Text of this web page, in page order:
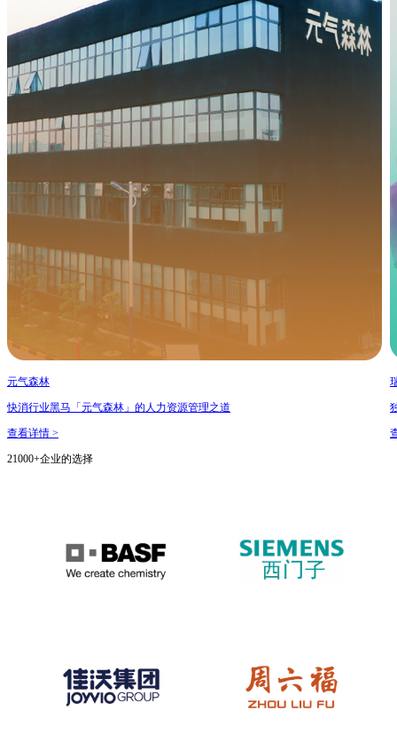
元气森林
快消行业黑马「元气森林」的人力资源管理之道
查看详情 >
21000+企业的选择